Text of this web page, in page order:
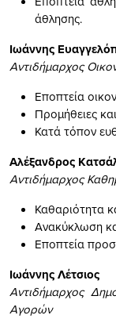
άθλησης.
Ιωάννης
Αντιδήμαρχος
Εποπτεία
Προμήθειες
Κατά τόπον
Αλέξανδρος
Αντιδήμαρχος
Καθαριότητα
Ανακύκλωση
Εποπτεία
Ιωάννης Λέτσιος
Αντιδήμαρχος
Αγορών